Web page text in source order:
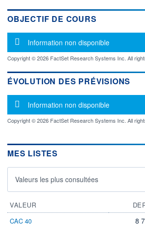
0,0000
0
VALORISATION
LIMITE À LA
BAISSE
0,0000
LIMITE À
HAUSSE
0,0000
RENDEMENT
ESTIMÉ 2026
- -
16.10.25 / 15:30:19
Non éligible
Boursobank
OBJECTIF DE COURS
Message d'information
Information non disponible
Copyright © 2026 FactSet Research Systems Inc. All
ÉVOLUTION DES PRÉVISIONS
Message d'information
Information non disponible
Copyright © 2026 FactSet Research Systems Inc. All
MES LISTES
Valeurs les plus consultées
VALEUR
CAC 40
8